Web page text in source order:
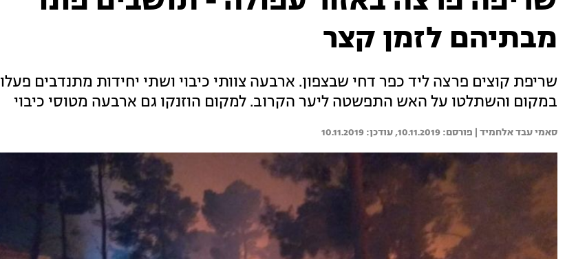
מבתיהם לזמן קצר
שריפת קוצים פרצה ליד כפר דחי שבצפון. ארבעה צוותי כיבוי ושתי יחידות מתנדבים פעלו
במקום והשתלטו על האש התפשטה ליער הקרוב. למקום הוזנקו גם ארבעה מטוסי כיבוי
סאמי עבד אלחמיד | 10.11.2019
10.11.2019